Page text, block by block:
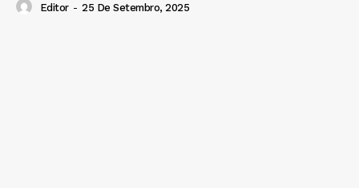
Editor - 25 De Setembro, 2025